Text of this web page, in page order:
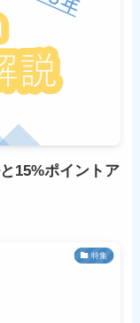
15%ポイントア
特集